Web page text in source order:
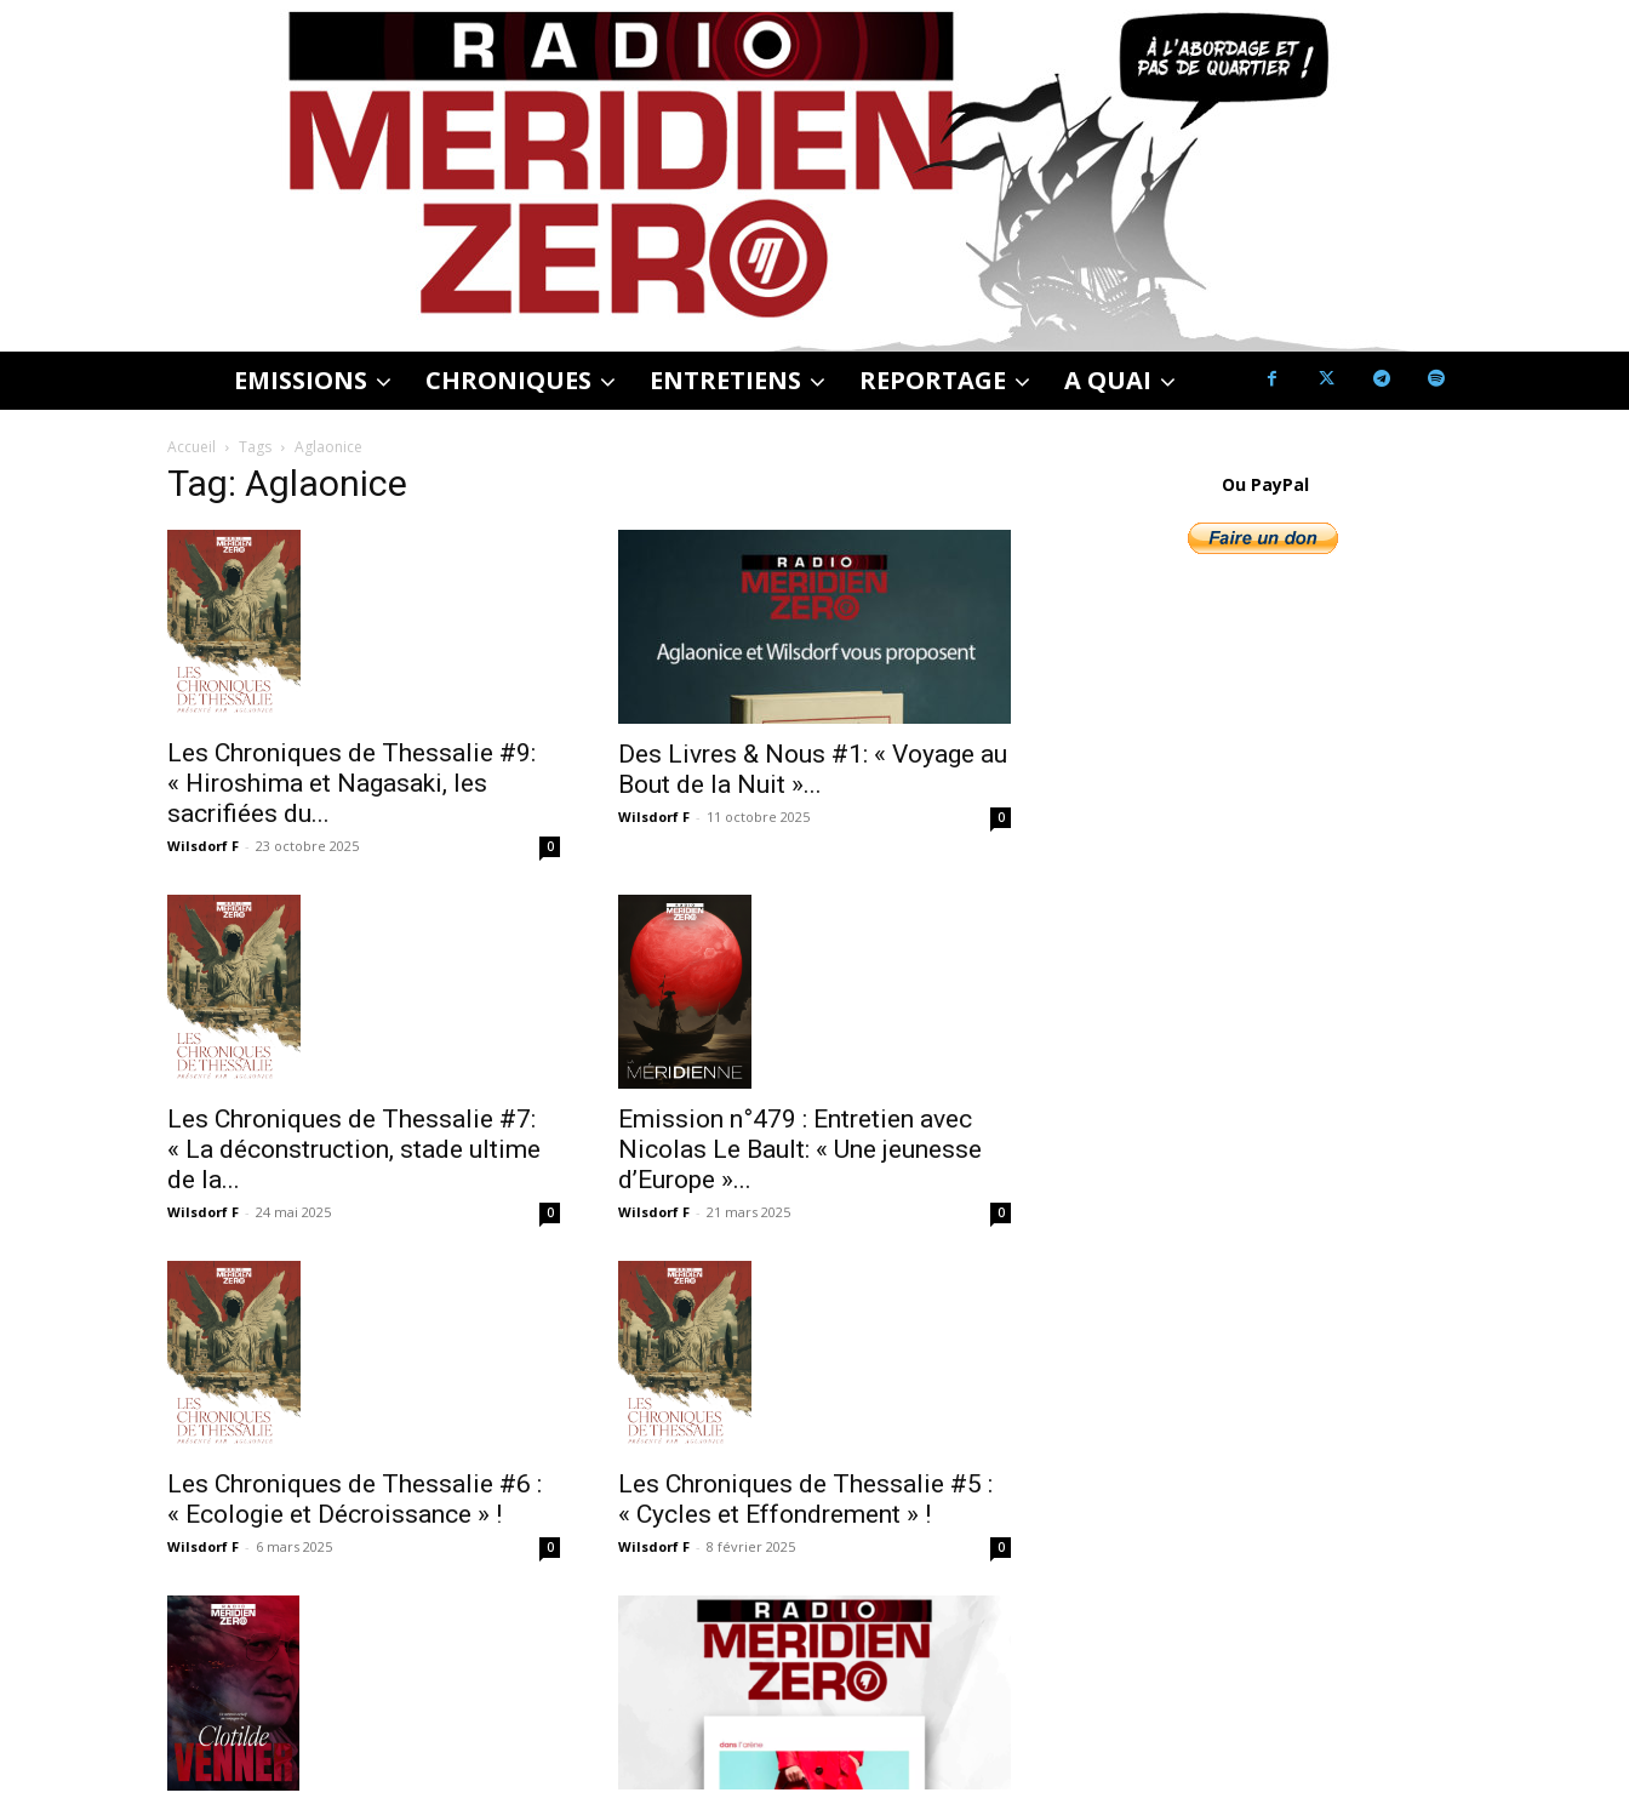
EMISSIONS CHRONIQUES ENTRETIENS REPORTAGE A QUAI
Accueil Tags Aglaonice
Tag: Aglaonice
Les Chroniques de Thessalie #9:
« Hiroshima et Nagasaki, les
sacrifiées du...
Wilsdorf F - 23 octobre 2025 0
Des Livres & Nous #1: « Voyage au
Bout de la Nuit »...
Wilsdorf F - 11 octobre 2025 0
Les Chroniques de Thessalie #7:
« La déconstruction, stade ultime
de la...
Wilsdorf F - 24 mai 2025 0
Emission n°479 : Entretien avec
Nicolas Le Bault: « Une jeunesse
d’Europe »...
Wilsdorf F - 21 mars 2025 0
Les Chroniques de Thessalie #6 :
« Ecologie et Décroissance » !
Wilsdorf F - 6 mars 2025 0
Les Chroniques de Thessalie #5 :
« Cycles et Effondrement » !
Wilsdorf F - 8 février 2025 0
Ou PayPal